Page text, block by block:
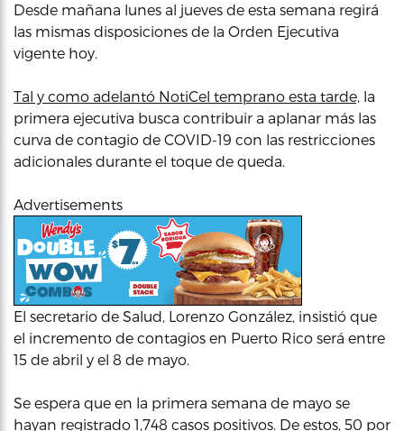
Desde mañana lunes al jueves de esta semana regirá
las mismas disposiciones de la Orden Ejecutiva
vigente hoy.
Tal y como adelantó NotiCel temprano esta tarde, la
primera ejecutiva busca contribuir a aplanar más las
curva de contagio de COVID-19 con las restricciones
adicionales durante el toque de queda.
Advertisements
El secretario de Salud, Lorenzo González, insistió que
el incremento de contagios en Puerto Rico será entre
15 de abril y el 8 de mayo.
Se espera que en la primera semana de mayo se
hayan registrado 1,748 casos positivos. De estos, 50 por